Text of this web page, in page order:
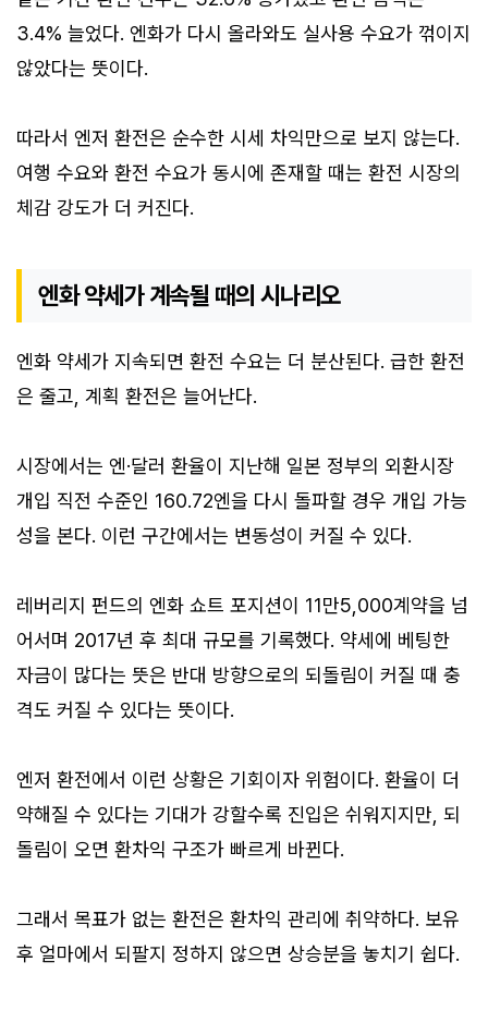
3.4% 늘었다. 엔화가 다시 올라와도 실사용 수요가 꺾이지
않았다는 뜻이다.
따라서 엔저 환전은 순수한 시세 차익만으로 보지 않는다.
여행 수요와 환전 수요가 동시에 존재할 때는 환전 시장의
체감 강도가 더 커진다.
엔화 약세가 계속될 때의 시나리오
엔화 약세가 지속되면 환전 수요는 더 분산된다. 급한 환전
은 줄고, 계획 환전은 늘어난다.
시장에서는 엔·달러 환율이 지난해 일본 정부의 외환시장
개입 직전 수준인 160.72엔을 다시 돌파할 경우 개입 가능
성을 본다. 이런 구간에서는 변동성이 커질 수 있다.
레버리지 펀드의 엔화 쇼트 포지션이 11만5,000계약을 넘
어서며 2017년 후 최대 규모를 기록했다. 약세에 베팅한
자금이 많다는 뜻은 반대 방향으로의 되돌림이 커질 때 충
격도 커질 수 있다는 뜻이다.
엔저 환전에서 이런 상황은 기회이자 위험이다. 환율이 더
약해질 수 있다는 기대가 강할수록 진입은 쉬워지지만, 되
돌림이 오면 환차익 구조가 빠르게 바뀐다.
그래서 목표가 없는 환전은 환차익 관리에 취약하다. 보유
후 얼마에서 되팔지 정하지 않으면 상승분을 놓치기 쉽다.